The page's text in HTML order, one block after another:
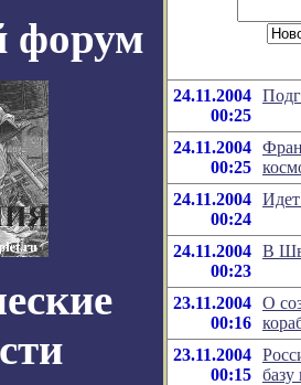
форум
24.11.2004
00:25
24.11.2004
00:25
24.11.2004
00:24
Идет
24.11.2004
00:23
В
23.11.2004
00:16
О
23.11.2004
00:15 базу